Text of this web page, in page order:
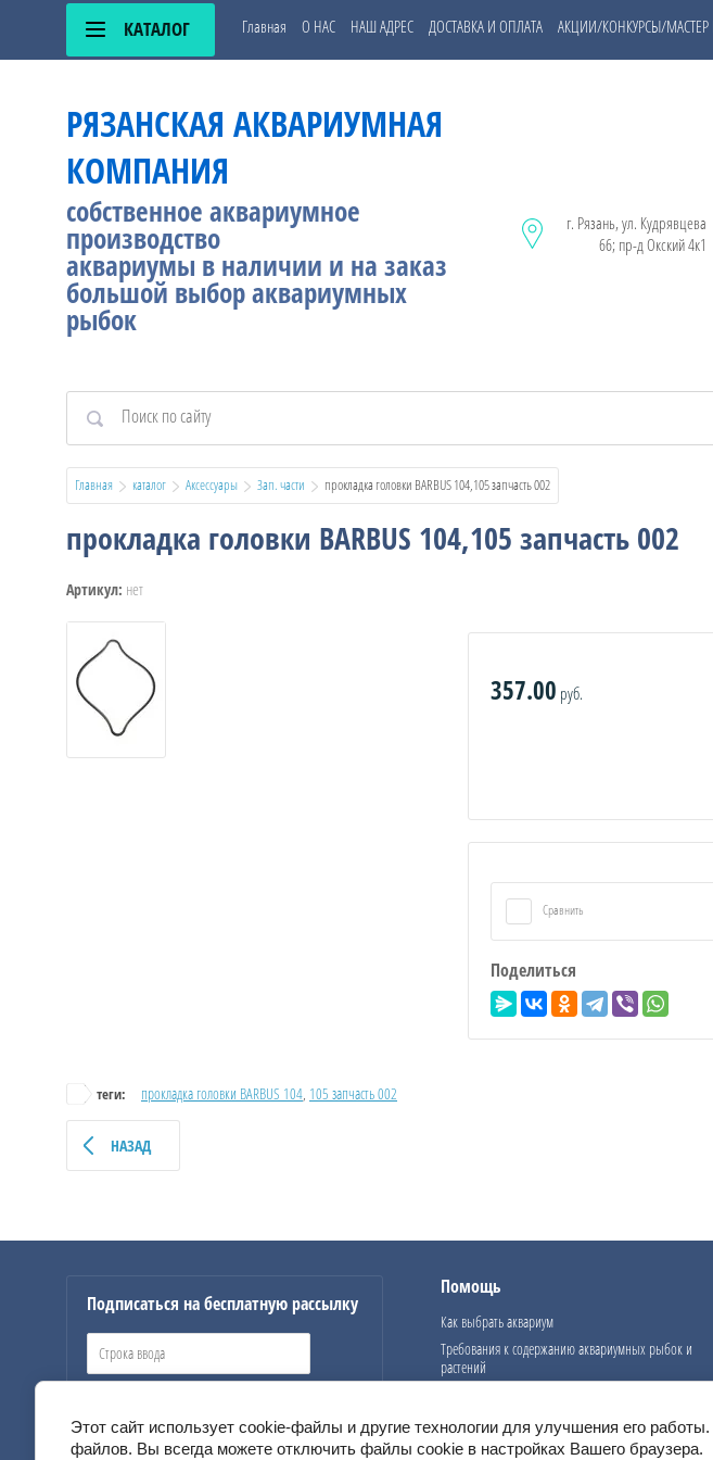
КАТАЛОГ Главная О НАС НАШ АДРЕС ДОСТАВКА И ОПЛАТА АКЦИИ/КОНКУРСЫ/МАСТЕР
РЯЗАНСКАЯ АКВАРИУМНАЯ
КОМПАНИЯ
собственное аквариумное
производство
аквариумы в наличии и на заказ
большой выбор аквариумных
рыбок
г. Рязань, ул. Кудрявцева
66; пр-д Окский 4к1
Главная каталог Аксессуары Зап. части
  прокладка головки BARBUS 104,105 запчасть 002
прокладка головки BARBUS 104,105 запчасть 002
Артикул: нет
357.00 руб.
Сравнить
Поделиться
теги: прокладка головки BARBUS 104 105 запчасть 002
НАЗАД
Подписаться на бесплатную рассылку
Помощь
Как выбрать аквариум
Требования к содержанию аквариумных рыбок и
растений
Этот сайт использует cookie-файлы и другие технологии для улучшения его
файлов. Вы всегда можете отключить файлы cookie в настройках Вашего браузера.